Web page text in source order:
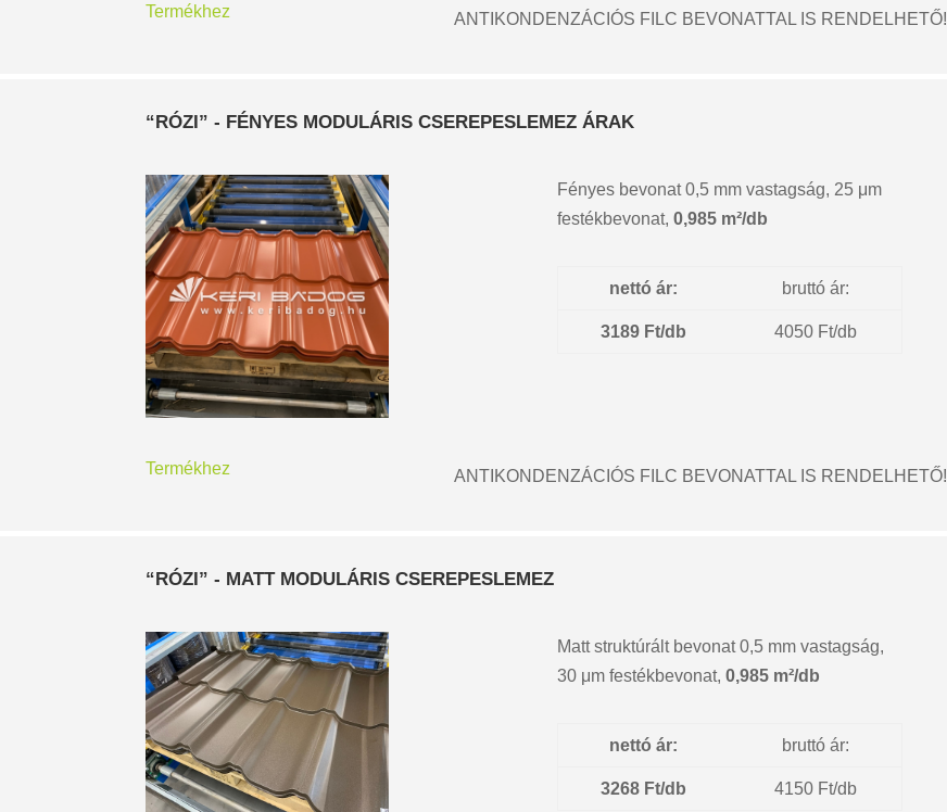
Termékhez ANTIKONDENZÁCIÓS FILC BEVONATTAL IS RENDELHETŐ!
“RÓZI” - FÉNYES MODULÁRIS CSEREPESLEMEZ ÁRAK
Fényes bevonat 0,5 mm vastagság, 25 μm
festékbevonat, 0,985 m²/db
nettó ár: bruttó ár:
3189 Ft/db 4050 Ft/db
Termékhez ANTIKONDENZÁCIÓS FILC BEVONATTAL IS RENDELHETŐ!
“RÓZI” - MATT MODULÁRIS CSEREPESLEMEZ
Matt struktúrált bevonat 0,5 mm vastagság,
30 μm festékbevonat, 0,985 m²/db
nettó ár: bruttó ár:
3268 Ft/db 4150 Ft/db